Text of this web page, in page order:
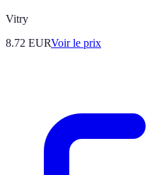
Vitry
8.72 EURVoir le prix